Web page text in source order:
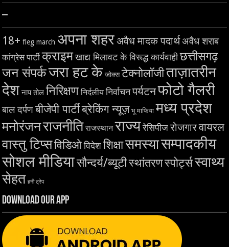
–
18+ fleg march अपना शहरअवैध मादक पदार्थअवैध शराब
कांग्रेस पार्टी क्राइमखाद्य मिलावट के विरूद्ध कार्यवाहीछत्तीसगढ़
जन संपर्कजरा हट के जोक्स टेक्नोलॉजीताज़ातरीन
देश नाप तोल निरिक्षण निर्दलीय निर्वाचनपर्यटनफोटो गैलरी
बाल दर्पणबीजेपी पार्टीब्रेकिंग न्यूज़ भू माफिया मध्य प्रदेश
मनोरंजनराजनीति राजस्थान राज्यरेसिपीज रोजगारवायरल
वास्तु टिप्सविडिओ विदेश शिक्षासमस्यासम्पादकीय
सोशल मीडियासौन्दर्य/ब्यूटीस्थांतरणस्पोर्ट्सस्वाथ्य
सेहत हनी ट्रेप
Download Our App